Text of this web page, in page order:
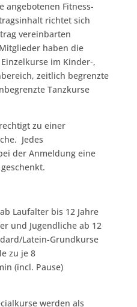
angebotenen Fitness-
richtet sich
vereinbarten
haben die
im Kinder-,
zeitlich begrenzte
Tanzkurse
zu einer
Jedes
der Anmeldung eine
Laufalter bis 12 Jahre
und Jugendliche ab 12
Latein-Grundkurse
zu je 8
(incl. Pause)
werden als